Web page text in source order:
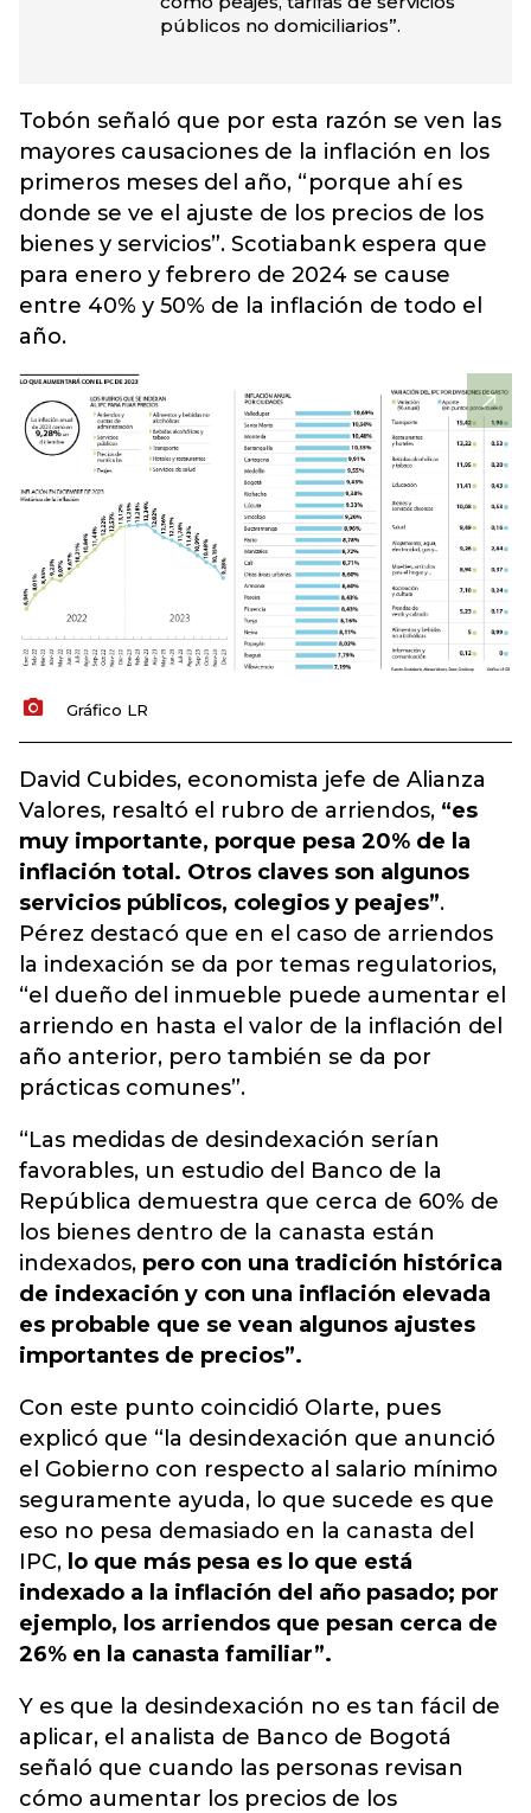
públicos no domiciliarios”.
Tobón señaló que por esta razón se ven las
mayores causaciones de la inflación en los
primeros meses del año, “porque ahí es
donde se ve el ajuste de los precios de los
bienes y servicios”. Scotiabank espera que
para enero y febrero de 2024 se cause
entre 40% y 50% de la inflación de todo el
año.
Gráfico LR
David Cubides, economista jefe de Alianza
Valores, resaltó el rubro de arriendos, “es
muy importante, porque pesa 20% de la
inflación total. Otros claves son algunos
servicios públicos, colegios y peajes”.
Pérez destacó que en el caso de arriendos
la indexación se da por temas regulatorios,
“el dueño del inmueble puede aumentar el
arriendo en hasta el valor de la inflación del
año anterior, pero también se da por
prácticas comunes”.
“Las medidas de desindexación serían
favorables, un estudio del Banco de la
República demuestra que cerca de 60% de
los bienes dentro de la canasta están
indexados, pero con una tradición histórica
de indexación y con una inflación elevada
es probable que se vean algunos ajustes
importantes de precios”.
Con este punto coincidió Olarte, pues
explicó que “la desindexación que anunció
el Gobierno con respecto al salario mínimo
seguramente ayuda, lo que sucede es que
eso no pesa demasiado en la canasta del
IPC, lo que más pesa es lo que está
indexado a la inflación del año pasado; por
ejemplo, los arriendos que pesan cerca de
26% en la canasta familiar”.
Y es que la desindexación no es tan fácil de
aplicar, el analista de Banco de Bogotá
señaló que cuando las personas revisan
cómo aumentar los precios de los